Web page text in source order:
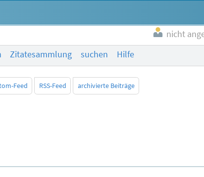
nicht
Zitatesammlung suchen Hilfe
Feed RSS-Feed archivierte Beiträge